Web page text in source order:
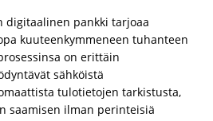
digitaalinen pankki tarjoaa
kuuteenkymmeneen tuhanteen
on erittäin
sähköistä
tulotietojen tarkistusta,
saamisen ilman perinteisiä